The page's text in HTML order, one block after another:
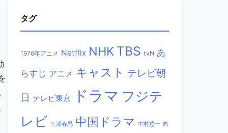
タグ
1976年アニメ Netflix NHK TBS tvN あ
らすじ アニメ キャスト テレビ朝
日 テレビ東京 ドラマ フジテ
レビ 三浦春馬 中国ドラマ 中村悠一 向